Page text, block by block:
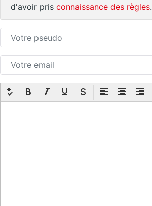
d'avoir pris connaissance des règles.